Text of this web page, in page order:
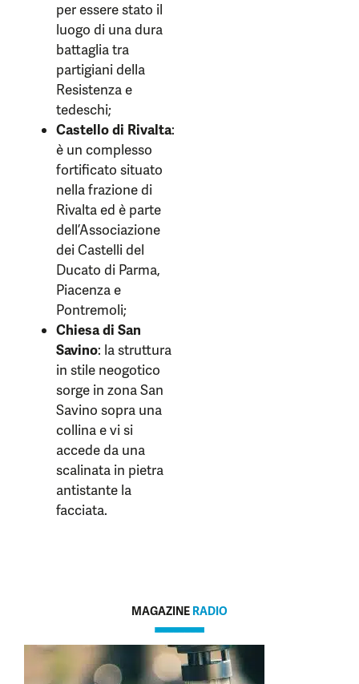
per essere stato il
luogo di una dura
battaglia tra
partigiani della
Resistenza e
tedeschi;
Castello di Rivalta:
è un complesso
fortificato situato
nella frazione di
Rivalta ed è parte
dell’Associazione
dei Castelli del
Ducato di Parma,
Piacenza e
Pontremoli;
Chiesa di San
Savino: la struttura
in stile neogotico
sorge in zona San
Savino sopra una
collina e vi si
accede da una
scalinata in pietra
antistante la
facciata.
MAGAZINE RADIO